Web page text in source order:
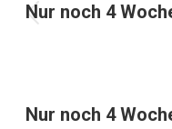
Nur noch 4
Nur noch 4